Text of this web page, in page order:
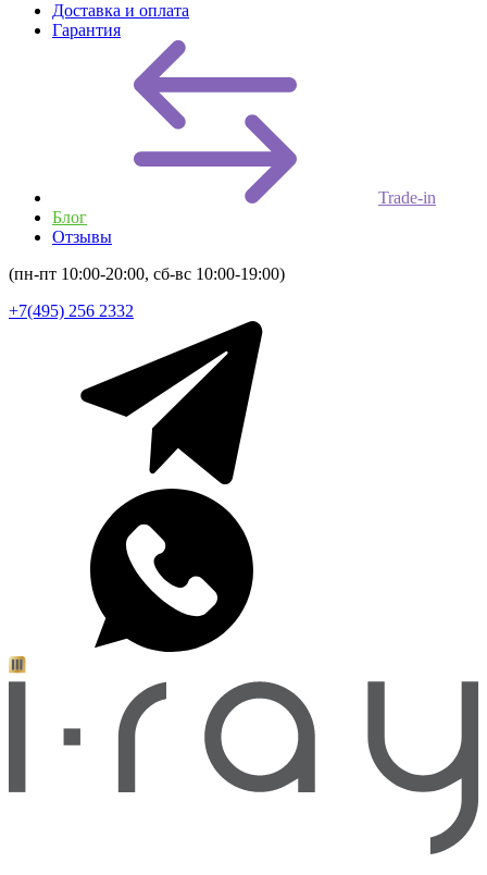
Доставка и оплата
Гарантия
Trade-in
Блог
Отзывы
(пн-пт 10:00-20:00, сб-вс 10:00-19:00)
+7(495) 256 2332